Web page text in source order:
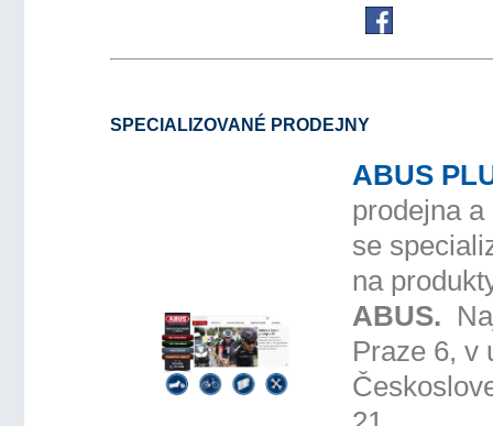
SPECIALIZOVANÉ PRODEJNY
ABUS
prodejna
se
na
ABUS.
Praze 6, v